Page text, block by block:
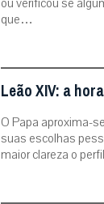
ou verificou se
que…
Leão XIV: a
O Papa aproxima-
suas escolhas
maior clareza o